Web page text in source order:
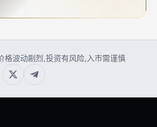
波动剧烈,投资有风险,入市需谨慎